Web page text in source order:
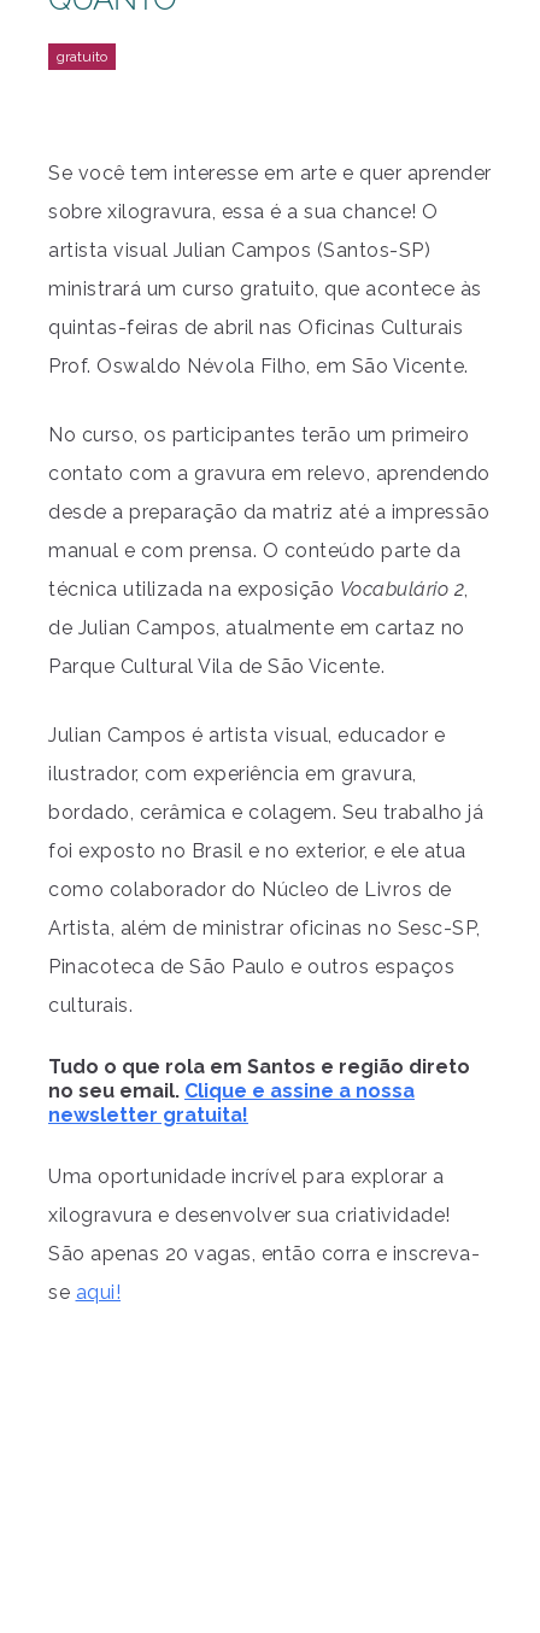
Se você tem interesse em arte e quer aprender
sobre xilogravura, essa é a sua chance! O
artista visual Julian Campos (Santos-SP)
ministrará um curso gratuito, que acontece às
quintas-feiras de abril nas Oficinas Culturais
Prof. Oswaldo Névola Filho, em São Vicente.
No curso, os participantes terão um primeiro
contato com a gravura em relevo, aprendendo
desde a preparação da matriz até a impressão
manual e com prensa. O conteúdo parte da
técnica utilizada na exposição Vocabulário 2,
de Julian Campos, atualmente em cartaz no
Parque Cultural Vila de São Vicente.
Julian Campos é artista visual, educador e
ilustrador, com experiência em gravura,
bordado, cerâmica e colagem. Seu trabalho já
foi exposto no Brasil e no exterior, e ele atua
como colaborador do Núcleo de Livros de
Artista, além de ministrar oficinas no Sesc-SP,
Pinacoteca de São Paulo e outros espaços
culturais.
Tudo o que rola em Santos e região direto
no seu email. Clique e assine a nossa
newsletter gratuita!
Uma oportunidade incrível para explorar a
xilogravura e desenvolver sua criatividade!
São apenas 20 vagas, então corra e inscreva-
se aqui!